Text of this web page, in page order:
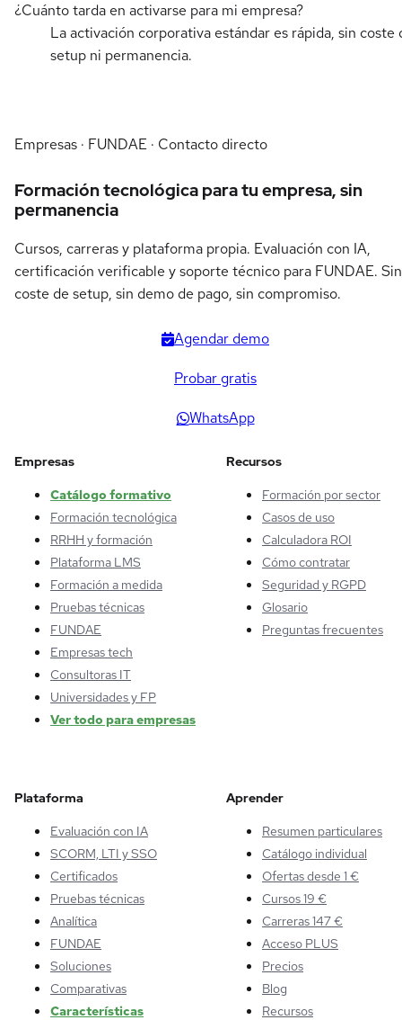
¿Cuánto tarda en activarse para mi empresa?
La activación corporativa estándar es rápida, sin coste
setup ni permanencia.
Empresas · FUNDAE · Contacto directo
Formación tecnológica para tu empresa, sin
permanencia
Cursos, carreras y plataforma propia. Evaluación con IA,
certificación verificable y soporte técnico para FUNDAE. Sin
coste de setup, sin demo de pago, sin compromiso.
Agendar demo
Probar gratis
WhatsApp
Empresas
Catálogo formativo
Formación tecnológica
RRHH y formación
Plataforma LMS
Formación a medida
Pruebas técnicas
FUNDAE
Empresas tech
Consultoras IT
Universidades y FP
Ver todo para empresas
Recursos
Formación por sector
Casos de uso
Calculadora ROI
Cómo contratar
Seguridad y RGPD
Glosario
Preguntas frecuentes
Plataforma
Evaluación con IA
SCORM, LTI y SSO
Certificados
Pruebas técnicas
Analítica
FUNDAE
Soluciones
Comparativas
Características
Aprender
Resumen particulares
Catálogo individual
Ofertas desde 1 €
Cursos 19 €
Carreras 147 €
Acceso PLUS
Precios
Blog
Recursos